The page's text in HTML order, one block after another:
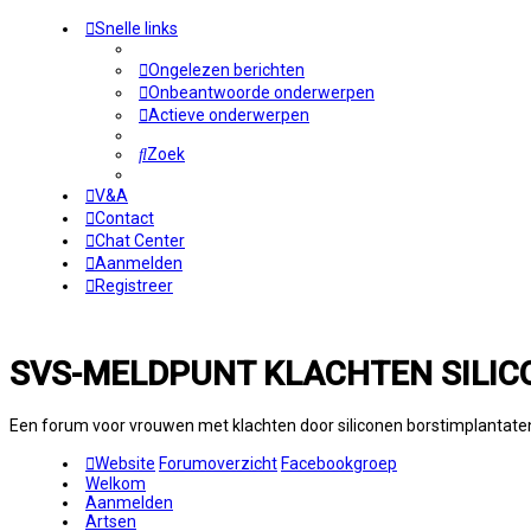
Snelle links
Ongelezen berichten
Onbeantwoorde onderwerpen
Actieve onderwerpen
Zoek
V&A
Contact
Chat Center
Aanmelden
Registreer
SVS-MELDPUNT KLACHTEN
Een forum voor vrouwen met klachten door siliconen
Website Forumoverzicht Facebookgroep
Welkom
Aanmelden
Artsen